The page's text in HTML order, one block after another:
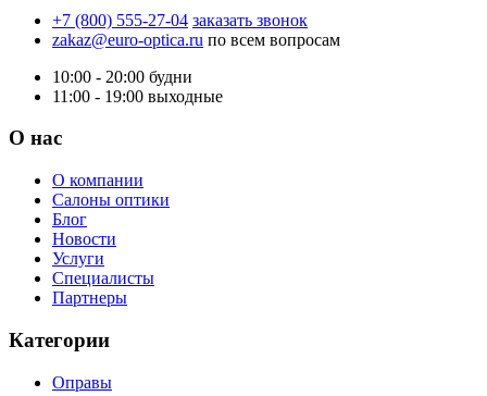
+7 (800) 555-27-04 заказать звонок
zakaz@euro-optica.ru по всем вопросам
10:00 - 20:00 будни
11:00 - 19:00 выходные
О нас
О компании
Салоны оптики
Блог
Новости
Услуги
Специалисты
Партнеры
Категории
Оправы